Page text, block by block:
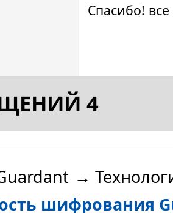
Спасибо!
4
→
шифрования